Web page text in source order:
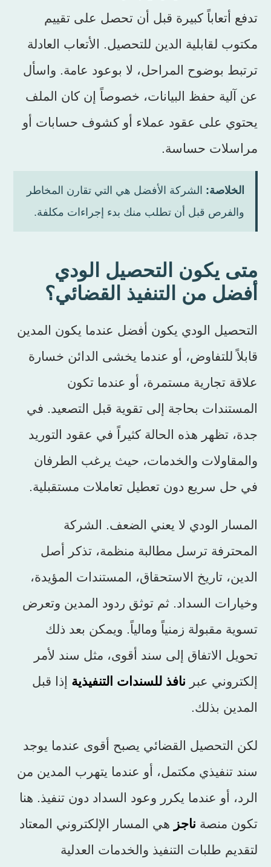
تدفع أتعاباً كبيرة قبل أن تحصل على تقييم
مكتوب لقابلية الدين للتحصيل. الأتعاب العادلة
ترتبط بوضوح المراحل، لا بوعود عامة. واسأل
عن آلية حفظ البيانات، خصوصاً إن كان الملف
يحتوي على عقود عملاء أو كشوف حسابات أو
مراسلات حساسة.
الخلاصة: الشركة الأفضل هي التي تقارن المخاطر
والفرص قبل أن تطلب منك بدء إجراءات مكلفة.
متى يكون التحصيل الودي
أفضل من التنفيذ القضائي؟
التحصيل الودي يكون أفضل عندما يكون المدين
قابلاً للتفاوض، أو عندما يخشى الدائن خسارة
علاقة تجارية مستمرة، أو عندما تكون
المستندات بحاجة إلى تقوية قبل التصعيد. في
جدة، تظهر هذه الحالة كثيراً في عقود التوريد
والمقاولات والخدمات، حيث يرغب الطرفان
في حل سريع دون تعطيل تعاملات مستقبلية.
المسار الودي لا يعني الضعف. الشركة
المحترفة ترسل مطالبة منظمة، تذكر أصل
الدين، تاريخ الاستحقاق، المستندات المؤيدة،
وخيارات السداد. ثم توثق ردود المدين وتعرض
تسوية مقبولة زمنياً ومالياً. ويمكن بعد ذلك
تحويل الاتفاق إلى سند أقوى، مثل سند لأمر
إلكتروني عبر نافذ للسندات التنفيذية إذا قبل
المدين بذلك.
لكن التحصيل القضائي يصبح أقوى عندما يوجد
سند تنفيذي مكتمل، أو عندما يتهرب المدين من
الرد، أو عندما يكرر وعود السداد دون تنفيذ. هنا
تكون منصة ناجز هي المسار الإلكتروني المعتاد
لتقديم طلبات التنفيذ والخدمات العدلية